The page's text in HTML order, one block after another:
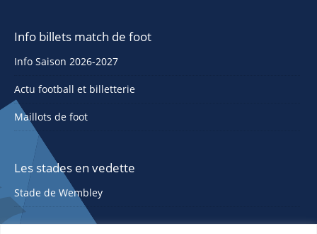
Info billets match de foot
Info Saison 2026-2027
Actu football et billetterie
Maillots de foot
Les stades en vedette
Stade de Wembley